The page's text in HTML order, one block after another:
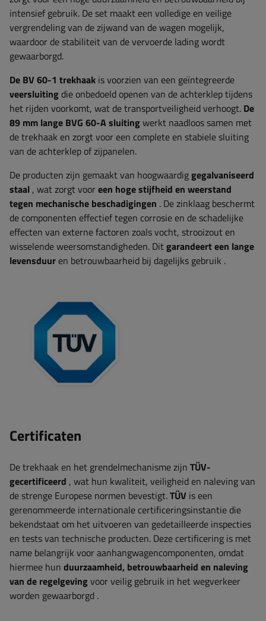
intensief gebruik. De set maakt een volledige en veilige
vergrendeling van de zijwand van de wagen mogelijk,
waardoor de stabiliteit van de vervoerde lading wordt
gewaarborgd.
De BV 60-1 trekhaak is voorzien van een geïntegreerde
veersluiting die onbedoeld openen van de achterklep tijdens
het rijden voorkomt, wat de transportveiligheid verhoogt. De
89 mm lange BVG 60-A sluitingwerkt naadloos samen met
de trekhaak en zorgt voor een complete en stabiele sluiting
van de achterklep of zijpanelen.
De producten zijn gemaakt van hoogwaardiggegalvaniseerd
staal , wat zorgt vooreen hoge stijfheid en weerstand
tegen mechanische beschadigingen . De zinklaag beschermt
de componenten effectief tegen corrosie en de schadelijke
effecten van externe factoren zoals vocht, strooizout en
wisselende weersomstandigheden. Ditgarandeert een lange
levensduur en betrouwbaarheid bij dagelijks gebruik .
Certificaten
De trekhaak en het grendelmechanismezijn TÜV-
gecertificeerd , wat hun kwaliteit, veiligheid en naleving van
de strenge Europese normen bevestigt.TÜV is een
gerenommeerde internationale certificeringsinstantie die
bekendstaat om het uitvoeren van gedetailleerde inspecties
en tests van technische producten. Deze certificering is met
name belangrijk voor aanhangwagencomponenten, omdat
hiermee hun duurzaamheid, betrouwbaarheid en naleving
van de regelgevingvoor veilig gebruik in het wegverkeer
worden gewaarborgd .